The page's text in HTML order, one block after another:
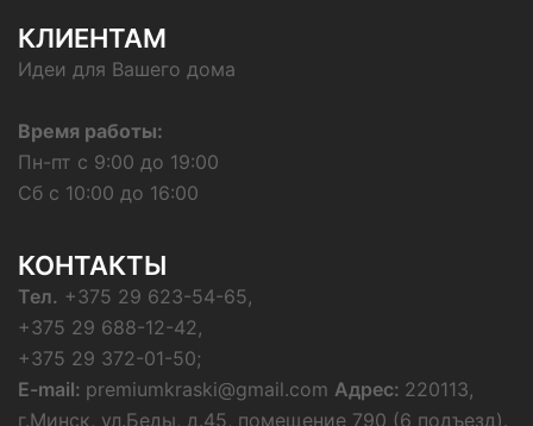
КЛИЕНТАМ
Идеи для Вашего дома
Время работы:
Пн-пт с 9:00 до 19:00
Сб с 10:00 до 16:00
КОНТАКТЫ
Тел. +375 29 623-54-65,
+375 29 688-12-42,
+375 29 372-01-50;
E-mail: premiumkraski@gmail.com Адрес: 220113,
г.Минск, ул.Беды, д.45, помещение 790 (6 подъезд).